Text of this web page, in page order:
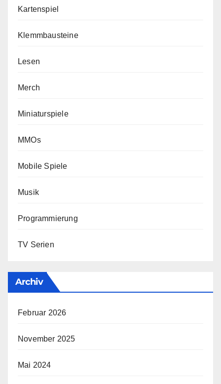
Kartenspiel
Klemmbausteine
Lesen
Merch
Miniaturspiele
MMOs
Mobile Spiele
Musik
Programmierung
TV Serien
Archiv
Februar 2026
November 2025
Mai 2024